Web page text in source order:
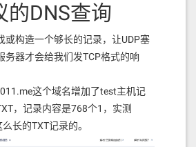
的DNS查询
或构造一个够长的记录，让UDP塞
务器才会给我们发TCP格式的响
这个域名增加了test主机记
，记录内容是768个1，实测
长的TXT记录的。